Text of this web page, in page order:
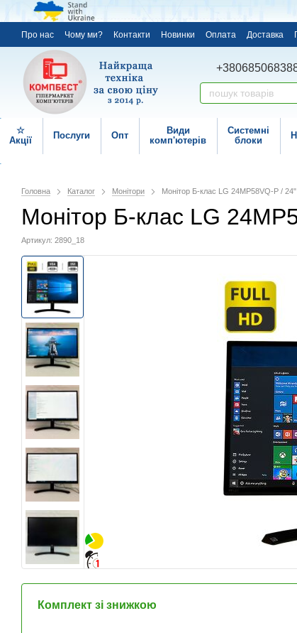
Про нас Чому ми? Контакти Новинки Оплата Доставка
☆
Акції
Послуги Опт
Види
комп'ютерів
Системні
блоки
Головна Каталог Монітори Монітор Б-клас LG 24MP58VQ-P /
Монітор Б-клас LG
Артикул: 2890_18
Комплект зі знижкою